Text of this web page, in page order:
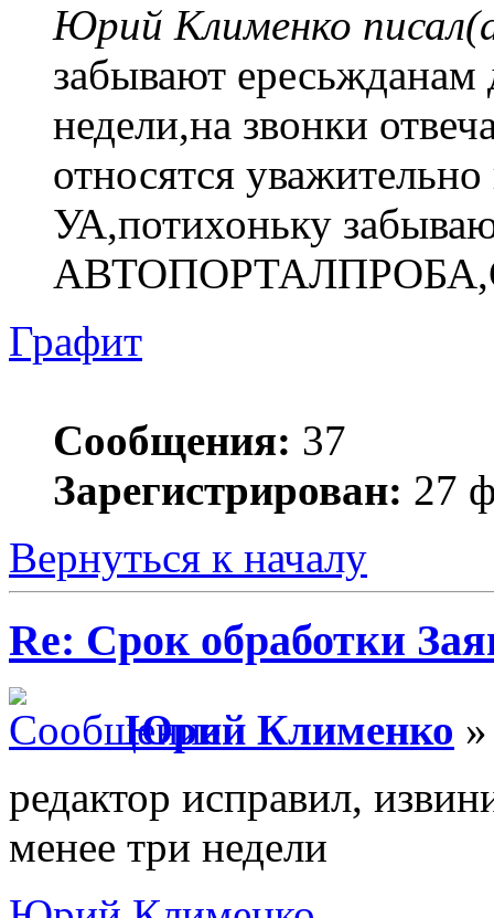
Юрий Клименко
забывают
недели,на звонки
относятся
УА,потихоньку
Графит
Сообщения: 37
Зарегистрирован: 27
Вернуться к началу
Re: Срок обработки
Юрий Клименко
редактор исправил,
менее три недели